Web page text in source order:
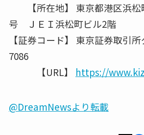
【所在地】 東京都港区浜松
号 ＪＥＩ浜松町ビル2階
【証券コード】 東京証券取引
7086
【URL】 https://
@DreamNewsより転載